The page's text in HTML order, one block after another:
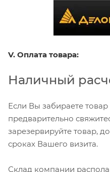
V. Оплата товара:
Наличный
Если Вы забираете товар
предварительно
зарезервируйте товар,
сроках Вашего визита.
Склад компании